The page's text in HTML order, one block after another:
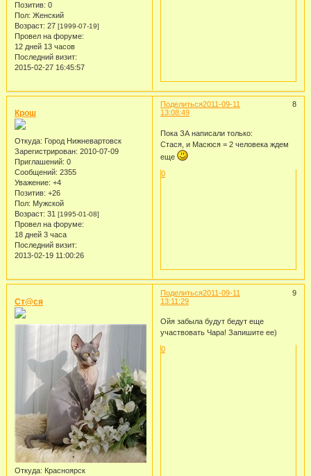
Позитив: 0
Пол: Женский
Возраст: 27 [1999-07-19]
Провел на форуме:
12 дней 13 часов
Последний визит:
2015-02-27 16:45:57
Поделиться 8
2011-09-11
13:08:49
Крош
Откуда: Город Нижневартовск
Зарегистрирован: 2010-07-09
Приглашений: 0
Сообщений: 2355
Уважение: +4
Позитив: +26
Пол: Мужской
Возраст: 31 [1995-01-08]
Провел на форуме:
18 дней 3 часа
Последний визит:
2013-02-19 11:00:26
Пока ЗА написали только:
Стася, и Масюся = 2 человека ждем
еще
0
Поделиться 9
2011-09-11
13:11:29
Ст@ся
Откуда: Красноярск
Ойя забыла будут бедут еще
участвовать Чара! Запишите ее)
0